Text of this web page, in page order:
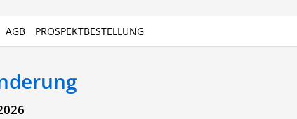
AGB PROSPEKTBESTELLUNG